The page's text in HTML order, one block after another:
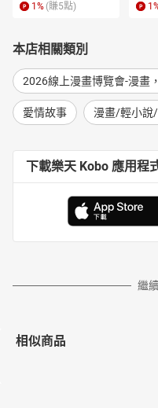
1 % (賺5點) 1
本店相關類別
2026線上漫畫博覽會-漫畫
愛情故事 漫畫/輕小說
下載樂天 Kobo 應用程
繼
相似商品